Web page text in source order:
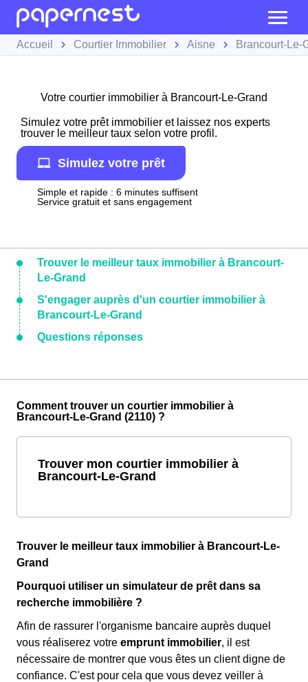
Accueil Courtier Immobilier Aisne Brancourt-Le-
Votre courtier immobilier à Brancourt-Le-Grand
Simulez votre prêt immobilier et laissez nos experts
trouver le meilleur taux selon votre profil.
Simulez votre prêt
Simple et rapide : 6 minutes suffisent
Service gratuit et sans engagement
Trouver le meilleur taux immobilier à Brancourt-
Le-Grand
S'engager auprès d'un courtier immobilier à
Brancourt-Le-Grand
Questions réponses
Comment trouver un courtier immobilier à
Brancourt-Le-Grand (2110) ?
Trouver mon courtier immobilier à
Brancourt-Le-Grand
Trouver le meilleur taux immobilier à Brancourt-Le-
Grand
Pourquoi utiliser un simulateur de prêt dans sa
recherche immobilière ?
Afin de rassurer l'organisme bancaire auprès duquel
vous réaliserez votre emprunt immobilier, il est
nécessaire de montrer que vous êtes un client digne de
confiance. C'est pour cela que vous devez veiller à